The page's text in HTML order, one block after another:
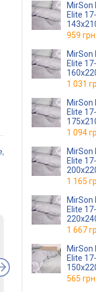
MirSon
Elite
959 грн.
MirSon
Elite
1 031
MirSon
Elite
1 094
MirSon
Elite
1 165
MirSon
Elite
1 667
MirSon
Elite
565 грн.